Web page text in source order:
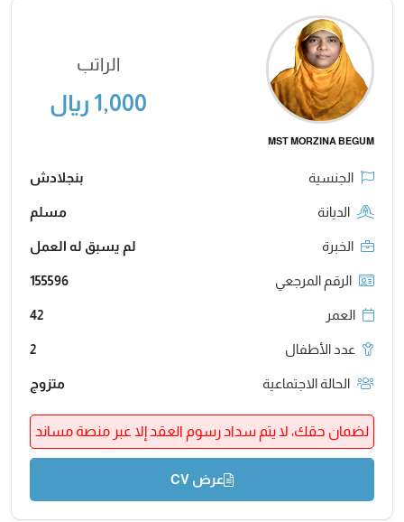
MST MORZINA BEGUM
الراتب
1,000 ريال
الجنسية بنجلادش
الديانة مسلم
الخبرة لم يسبق له العمل
الرقم المرجعي 155596
العمر 42
عدد الأطفال 2
الحالة الاجتماعية متزوج
لضمان حقك، لا يتم سداد رسوم العقد إلا عبر منصة مساند
عرض CV